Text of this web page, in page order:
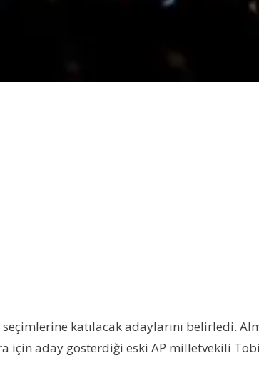
katılacak adaylarını belirledi.
için aday gösterdiği eski AP milletvekili